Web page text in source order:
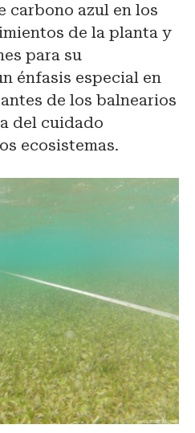
carbono azul en los
de la planta y
para su
énfasis especial en
de los balnearios
del cuidado
ecosistemas.